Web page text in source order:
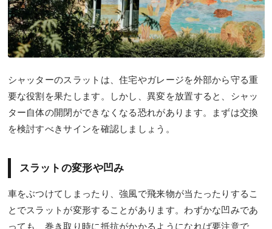
シャッターのスラットは、住宅やガレージを外部から守る重
要な役割を果たします。しかし、異変を放置すると、シャッ
ター自体の開閉ができなくなる恐れがあります。まずは交換
を検討すべきサインを確認しましょう。
スラットの変形や凹み
車をぶつけてしまったり、強風で飛来物が当たったりするこ
とでスラットが変形することがあります。わずかな凹みであ
っても、巻き取り時に抵抗がかかるようになれば要注意で